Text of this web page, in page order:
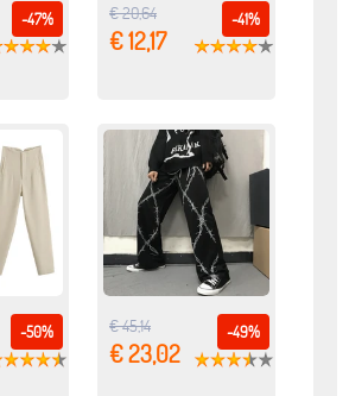
-47% -41%
€ 20,64
€ 12,17
-50% -49%
€ 45,14
€ 23,02